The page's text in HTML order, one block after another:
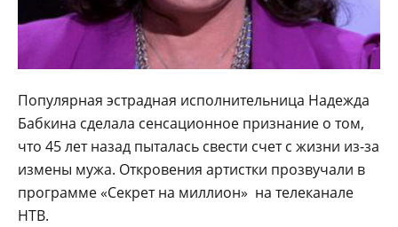
Популярная эстрадная исполнительница Надежда
Бабкина сделала сенсационное признание о том,
что 45 лет назад пыталась свести счет с жизни из-за
измены мужа. Откровения артистки прозвучали в
программе «Секрет на миллион» на телеканале
НТВ.